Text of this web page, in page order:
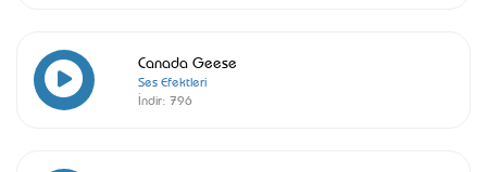
Canada Geese
Ses Efektleri
İndir: 796